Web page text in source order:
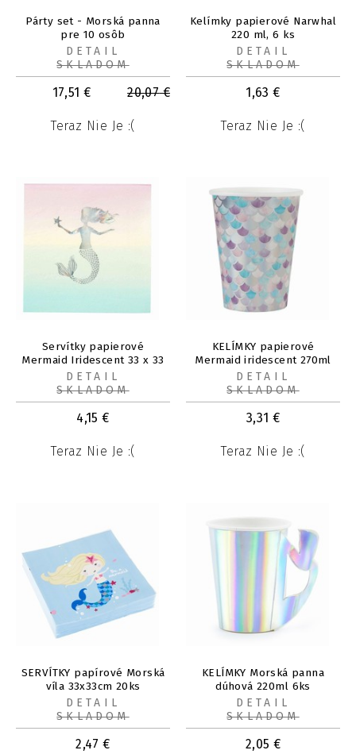
Párty set - Morská panna
pre 10 osôb
17,51 € 20,07€
Teraz Nie Je :(
DETAIL
SKLADOM
Kelímky papierové Narwhal
220 ml, 6 ks
1,63 €
Teraz Nie Je :(
DETAIL
SKLADOM
Servítky papierové
Mermaid Iridescent 33 x 33
cm, 16 ks
4,15 €
Teraz Nie Je :(
DETAIL
SKLADOM
KELÍMKY papierové
Mermaid iridescent 270ml
10ks
3,31 €
Teraz Nie Je :(
DETAIL
SKLADOM
SERVÍTKY papírové Morská
víla 33x33cm 20ks
2,47 €
DETAIL
SKLADOM
KELÍMKY Morská panna
dúhová 220ml 6ks
2,05 €
DETAIL
SKLADOM